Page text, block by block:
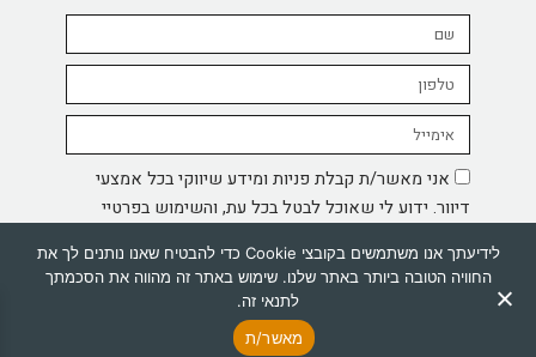
Name
טלפון
Email
אישור
מדיניות
אני מאשר/ת קבלת פניות ומידע שיווקי בכל אמצעי
דיוור. ידוע לי שאוכל לבטל בכל עת, והשימוש בפרטיי
שליחה
053-7366233
לידיעתך אנו משתמשים בקובצי Cookie כדי להבטיח שאנו נותנים לך את
החוויה הטובה ביותר באתר שלנו. שימוש באתר זה מהווה את הסכמתך
לתנאי זה.
מאשר/ת